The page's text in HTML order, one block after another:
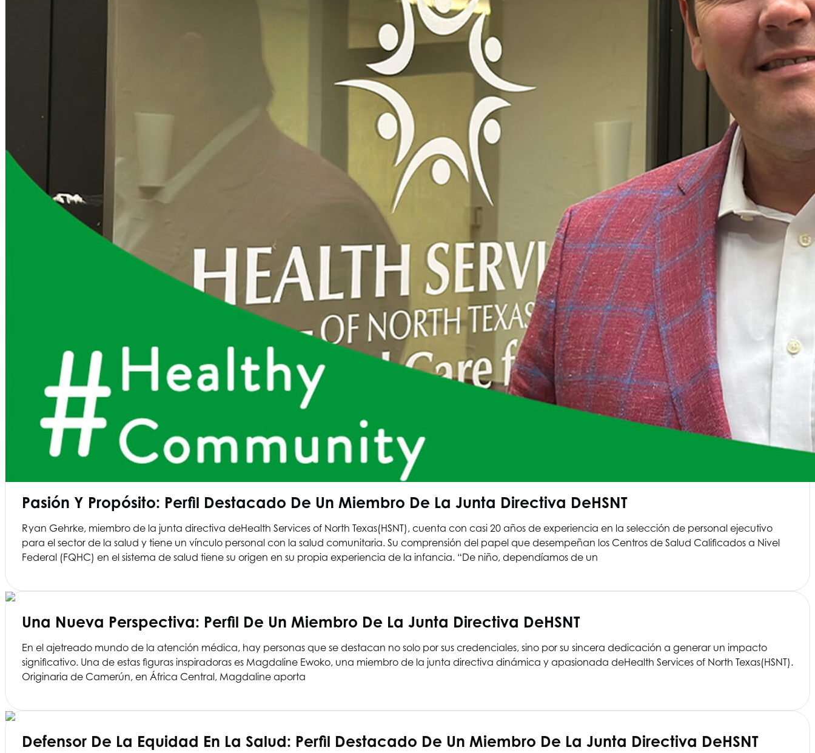
Pasión Y Propósito: Perfil Destacado De Un Miembro De La Junta Directiva DeHSNT
Ryan Gehrke, miembro de la junta directiva deHealth Services of North Texas(HSNT), cuenta con casi 20 años de experiencia en la selección de personal ejecutivo
para el sector de la salud y tiene un vínculo personal con la salud comunitaria. Su comprensión del papel que desempeñan los Centros de Salud Calificados a Nivel
Federal (FQHC) en el sistema de salud tiene su origen en su propia experiencia de la infancia. “De niño, dependíamos de un
Una Nueva Perspectiva: Perfil De Un Miembro De La Junta Directiva DeHSNT
En el ajetreado mundo de la atención médica, hay personas que se destacan no solo por sus credenciales, sino por su sincera dedicación a generar un impacto
significativo. Una de estas figuras inspiradoras es Magdaline Ewoko, una miembro de la junta directiva dinámica y apasionada deHealth Services of North Texas(HSNT).
Originaria de Camerún, en África Central, Magdaline aporta
Defensor De La Equidad En La Salud: Perfil Destacado De Un Miembro De La Junta Directiva DeHSNT